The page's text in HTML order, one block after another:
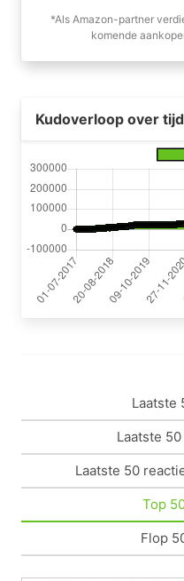
*Als Amazon-partner
komende
Kudoverloop over tijd
Laatste
Laatste
Laatste 50
Top
Flop